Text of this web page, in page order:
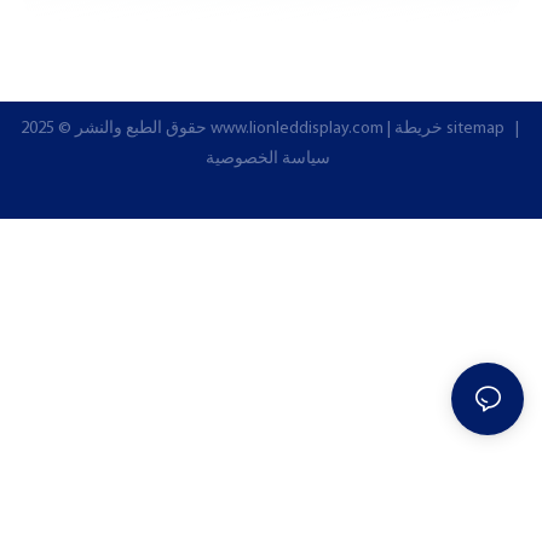
www.lionleddisplay.com خريطة sitemap